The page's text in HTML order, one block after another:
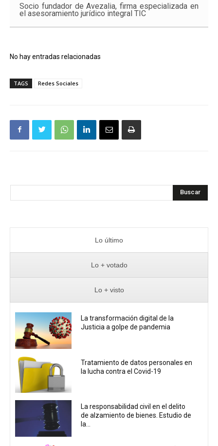
Socio fundador de Avezalia, firma especializada en
el asesoramiento jurídico integral TIC
No hay entradas relacionadas
TAGS Redes Sociales
Buscar
Lo último
Lo + votado
Lo + visto
La transformación digital de la
Justicia a golpe de pandemia
Tratamiento de datos personales en
la lucha contra el Covid-19
La responsabilidad civil en el delito
de alzamiento de bienes. Estudio de
la...